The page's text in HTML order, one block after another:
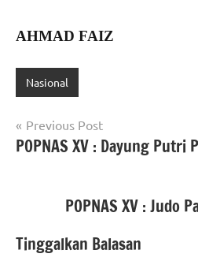
AHMAD FAIZ
Nasional
Navigasi
pos
Previous Post
POPNAS XV : Dayung Putri
POPNAS XV : Judo
Tinggalkan Balasan